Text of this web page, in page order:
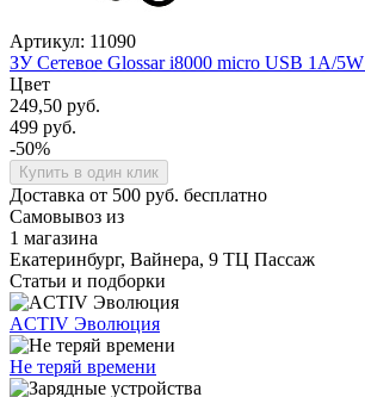
Артикул: 11090
ЗУ Сетевое Glossar i8000 micro USB 1A/
Цвет
249,50 руб.
499 руб.
-50%
Купить в один клик
Доставка от 500 руб. бесплатно
Самовывоз из
1 магазина
Екатеринбург, Вайнера, 9 ТЦ Пассаж
Статьи и подборки
ACTIV Эволюция
Не теряй времени